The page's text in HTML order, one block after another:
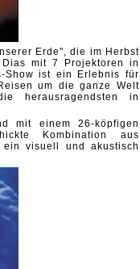
Erde", die im Herbst
mit 7 Projektoren in
Show ist ein Erlebnis für
um die ganze Welt
herausragendsten in
mit einem26-köpfigen
Kombination aus
ein visuell und akustisch